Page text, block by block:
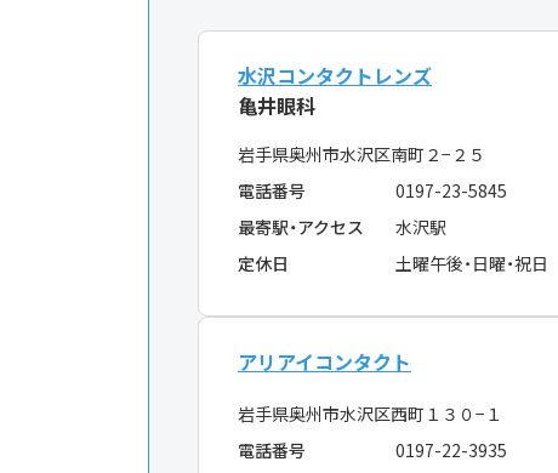
水沢コンタクトレンズ
亀井眼科
岩手県奥州市水沢区南町２−２５
電話番号
0197-23-5845
最寄駅・アクセス
水沢駅
定休日
土曜午後・日曜・祝日
アリアイコンタクト
岩手県奥州市水沢区西町１３０−１
電話番号
0197-22-3935